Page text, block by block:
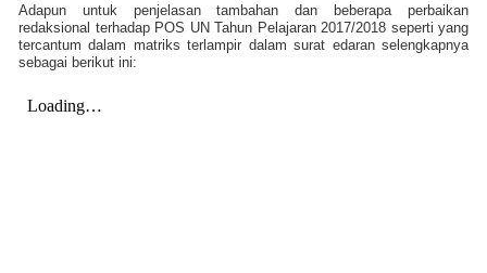
Adapun untuk penjelasan tambahan dan beberapa perbaikan
redaksional terhadap POS UN Tahun Pelajaran 2017/2018 seperti yang
tercantum dalam matriks terlampir dalam surat edaran selengkapnya
sebagai berikut ini: